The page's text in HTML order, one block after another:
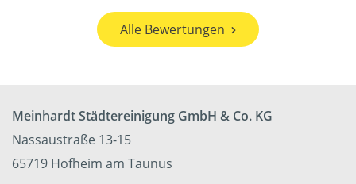
Alle Bewertungen
Meinhardt Städtereinigung GmbH & Co. KG
Nassaustraße 13-15
65719 Hofheim am Taunus